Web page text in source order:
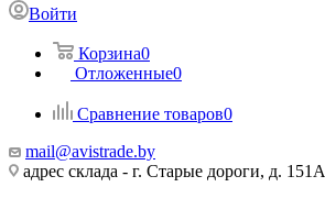
Войти
Корзина0
Отложенные0
Сравнение товаров0
mail@avistrade.by
адрес склада - г. Старые дороги, д. 151А